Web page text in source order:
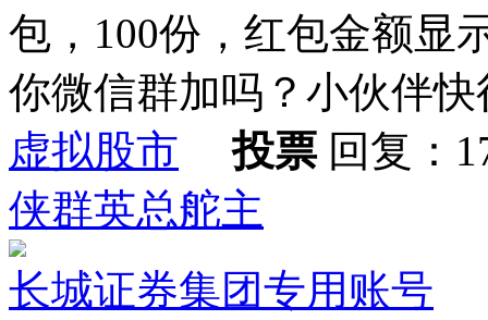
包，100份，红包金额显
你微信群加吗？小伙伴
虚拟股市
投票回复：
侠群英总舵主
长城证券集团专用账号